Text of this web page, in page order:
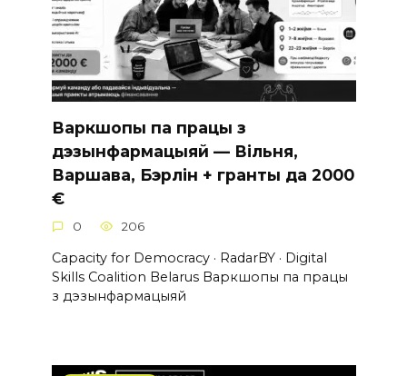
Варкшопы па працы з
дэзынфармацыяй — Вільня,
Варшава, Бэрлін + гранты да 2000
€
0 206
Capacity for Democracy · RadarBY · Digital
Skills Coalition Belarus Варкшопы па працы
з дэзынфармацыяй